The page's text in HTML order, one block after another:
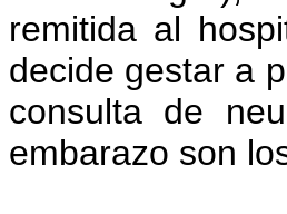
remitida al
decide gestar a
consulta de
embarazo son